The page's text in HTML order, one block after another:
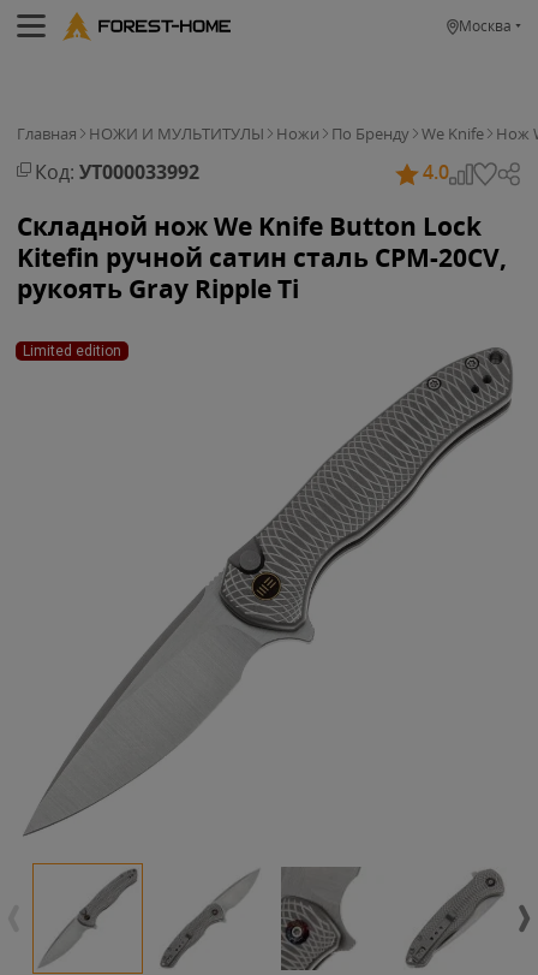
Москва
Главная НОЖИ И МУЛЬТИТУЛЫ Ножи По Бренду We Knife Нож
Код: УТ000033992 4.0
Складной нож We Knife Button Lock
Kitefin ручной сатин сталь CPM-20CV,
рукоять Gray Ripple Ti
Limited edition